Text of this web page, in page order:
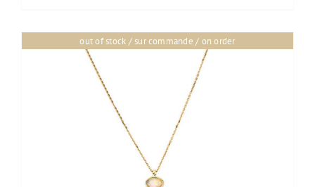
out of stock / sur commande / on order